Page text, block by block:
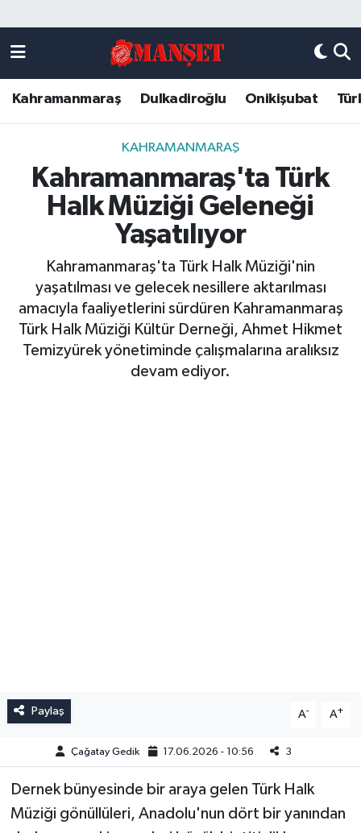
Kahramanmaraş Dulkadiroğlu Onikişubat
KAHRAMANMARAŞ
Kahramanmaraş'ta Türk
Halk Müziği Geleneği
Yaşatılıyor
Kahramanmaraş'ta Türk Halk Müziği'nin
yaşatılması ve gelecek nesillere aktarılması
amacıyla faaliyetlerini sürdüren Kahramanmaraş
Türk Halk Müziği Kültür Derneği, Ahmet Hikmet
Temizyürek yönetiminde çalışmalarına aralıksız
devam ediyor.
Paylaş A- A+
Çağatay Gedik 17.06.2026 - 10:56 3
Dernek bünyesinde bir araya gelen Türk Halk
Müziği gönüllüleri, Anadolu'nun dört bir yanından
DULKADİROĞLU
KAHRAMANMARAŞ
ONİKİŞUBAT
ÖZEL HABER
Künye
Kahramanmaraş Nöbetçi Eczaneler
Kahramanmaraş Hava Durumu
Kahramanmaraş Trafik Yoğunluk Haritası
Süper Lig Puan Durumu ve Fikstür
Tüm Manşetler
Son Dakika Haberleri
Haber Arşivi